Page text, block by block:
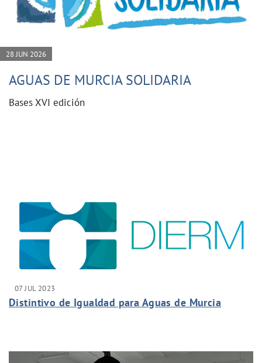
28 JUN 2026
AGUAS DE MURCIA SOLIDARIA
Bases XVI edición
07 JUL 2023
Distintivo de Igualdad para Aguas de Murcia